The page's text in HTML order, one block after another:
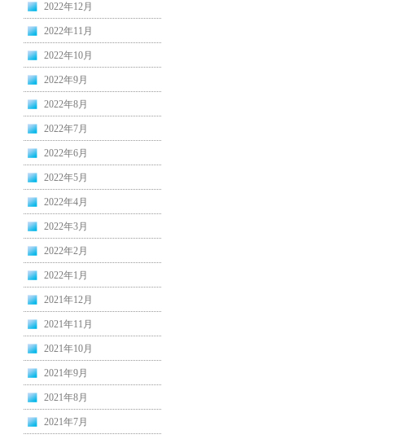
2022年12月
2022年11月
2022年10月
2022年9月
2022年8月
2022年7月
2022年6月
2022年5月
2022年4月
2022年3月
2022年2月
2022年1月
2021年12月
2021年11月
2021年10月
2021年9月
2021年8月
2021年7月